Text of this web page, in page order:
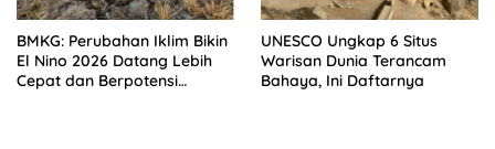
BMKG: Perubahan Iklim Bikin
El Nino 2026 Datang Lebih
Cepat dan Berpotensi
UNESCO Ungkap 6 Situs
Warisan Dunia Terancam
Bahaya, Ini Daftarnya